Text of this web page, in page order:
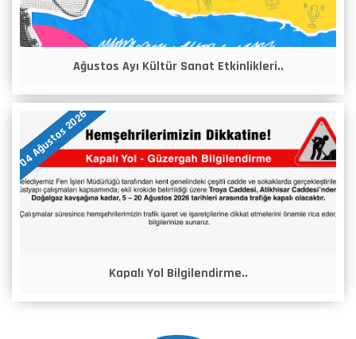
Ağustos Ayı Kültür Sanat Etkinlikleri..
04 Ağustos 2026
Kapalı Yol Bilgilendirme..